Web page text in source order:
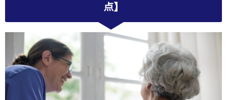
点】